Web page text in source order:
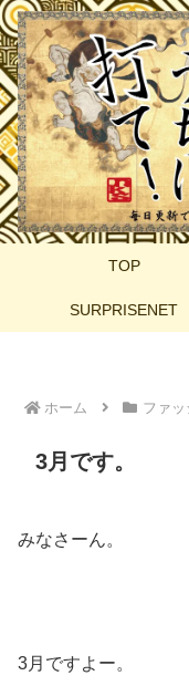
TOP
SURPRISENET
ホーム ファッ
3月です。
みなさーん。
3月ですよー。